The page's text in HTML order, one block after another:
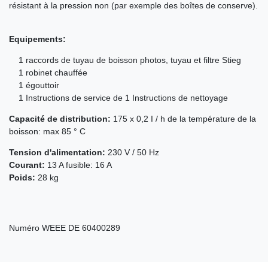
résistant à la pression non (par exemple des boîtes de conserve).
Equipements:
1 raccords de tuyau de boisson photos, tuyau et filtre Stieg
1 robinet chauffée
1 égouttoir
1 Instructions de service de 1 Instructions de nettoyage
Capacité de distribution: 175 x 0,2 I / h de la température de la
boisson: max 85 ° C
Tension d'alimentation: 230 V / 50 Hz
Courant: 13 A fusible: 16 A
Poids: 28 kg
Numéro WEEE DE 60400289